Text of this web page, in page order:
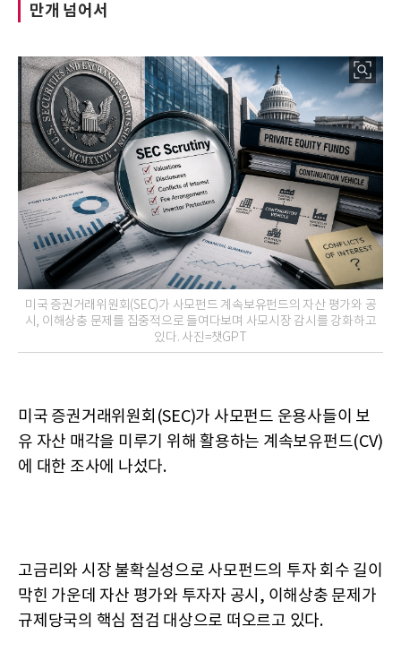
만개 넘어서
미국 증권거래위원회(SEC)가 사모펀드 계속보유펀드의 자산 평가와 공
시, 이해상충 문제를 집중적으로 들여다보며 사모시장 감시를 강화하고
있다. 사진=챗GPT
미국 증권거래위원회(SEC)가 사모펀드 운용사들이 보
유 자산 매각을 미루기 위해 활용하는 계속보유펀드(CV)
에 대한 조사에 나섰다.
고금리와 시장 불확실성으로 사모펀드의 투자 회수 길이
막힌 가운데 자산 평가와 투자자 공시, 이해상충 문제가
규제당국의 핵심 점검 대상으로 떠오르고 있다.